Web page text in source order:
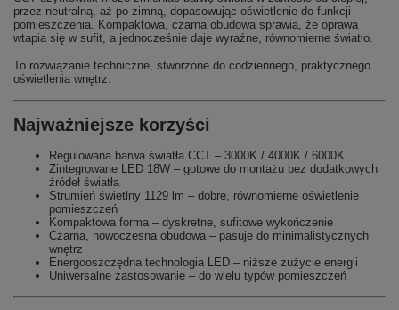
przez neutralną, aż po zimną, dopasowując oświetlenie do funkcji
pomieszczenia. Kompaktowa, czarna obudowa sprawia, że oprawa
wtapia się w sufit, a jednocześnie daje wyraźne, równomierne światło.
To rozwiązanie techniczne, stworzone do codziennego, praktycznego
oświetlenia wnętrz.
Najważniejsze korzyści
Regulowana barwa światła CCT – 3000K / 4000K / 6000K
Zintegrowane LED 18W – gotowe do montażu bez dodatkowych
źródeł światła
Strumień świetlny 1129 lm – dobre, równomierne oświetlenie
pomieszczeń
Kompaktowa forma – dyskretne, sufitowe wykończenie
Czarna, nowoczesna obudowa – pasuje do minimalistycznych
wnętrz
Energooszczędna technologia LED – niższe zużycie energii
Uniwersalne zastosowanie – do wielu typów pomieszczeń